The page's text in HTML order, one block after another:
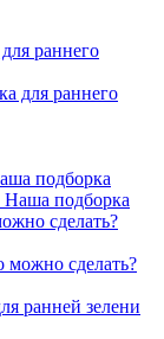
раннего
подборка
сделать?
ранней зелени